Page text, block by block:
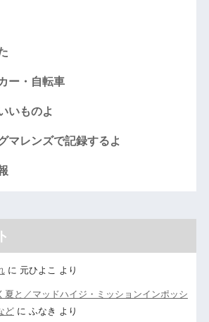
ー・自転車
いものよ
マレンズで記録するよ
に 元ひよこ より
夏と／マッドハイジ・ミッションインポッシ
どに ふなき より